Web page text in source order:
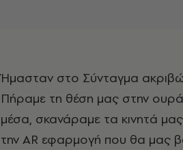
Ήμασταν στο Σύνταγμα ακριβώς στις 14:00 όπως και πολλοί άλλοι επισκέπτες.
Πήραμε τη θέση μας στην ουρά
μέσα, σκανάραμε τα κινητά
την AR εφαρμογή που θα μας